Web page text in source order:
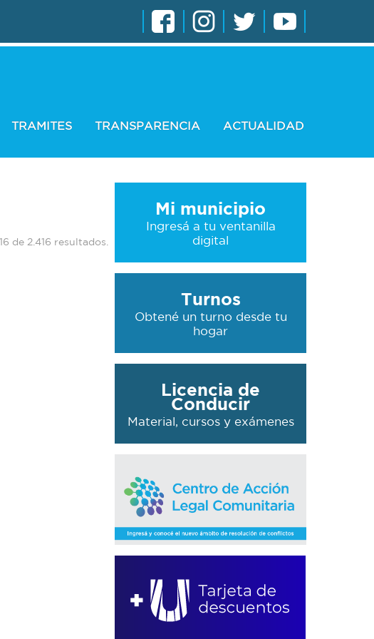
TRAMITES TRANSPARENCIA ACTUALIDAD
de 2.416 resultados.
Mi municipio
Ingresá a tu ventanilla
digital
Turnos
Obtené un turno desde tu
hogar
Licencia de
Conducir
Material, cursos y exámenes